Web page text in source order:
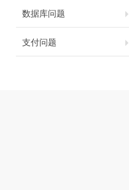
数据库问题
支付问题